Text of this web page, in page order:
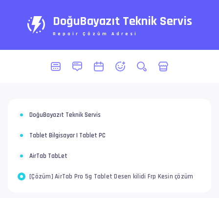
DoğuBayazıt Teknik Servis
Repair Çözüm Adresi
DoğuBayazıt Teknik Servis
Tablet Bilgisayar | Tablet PC
AirTab TabLet
[Çözüm] AirTab Pro 5g Tablet Desen kilidi Frp Kesin çözüm